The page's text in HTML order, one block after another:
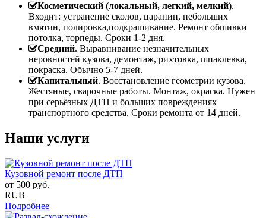
Косметический (локальный, легкий, мелкий).
Входит: устранение сколов, царапин, небольших
вмятин, полировка,подкрашивание. Ремонт обшивки
потолка, торпеды. Сроки 1-2 дня.
Средний. Выравнивание незначительных
неровностей кузова, демонтаж, рихтовка, шпаклевка,
покраска. Обычно 5-7 дней.
Капитальный. Восстановление геометрии кузова.
Жестяные, сварочные работы. Монтаж, окраска. Нужен
при серьёзных ДТП и больших повреждениях
транспортного средства. Сроки ремонта от 14 дней.
Наши услуги
Кузовной ремонт после ДТП
от 500 руб.
RUB
Подробнее